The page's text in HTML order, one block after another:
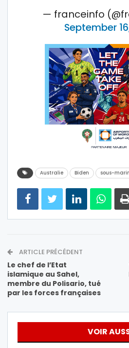
— franceinfo
September
Australie Biden sous-
ARTICLE PRÉCÉDENT
Le chef de l’Etat
islamique au Sahel,
membre du Polisario, tué
par les forces françaises
VOIR